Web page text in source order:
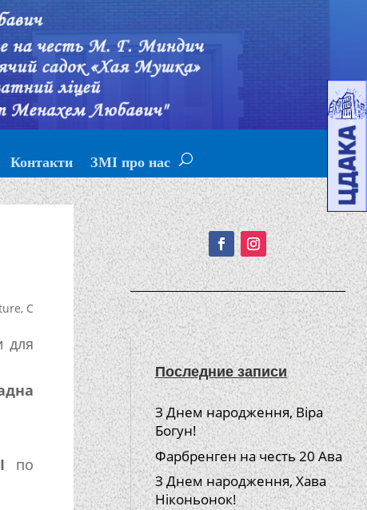
Контакти ЗМІ про нас
, С
для
по
Подписывайтесь!
Последние записи
З Днем народження, Віра
Богун!
Фарбренген на честь 20 Ава
З Днем народження, Хава
Ніконьонок!